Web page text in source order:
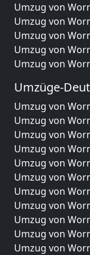
Umzug von
Umzug von
Umzug von
Umzug von
Umzug von
Umzüge-
Umzug von
Umzug von
Umzug von
Umzug von
Umzug von
Umzug von
Umzug von
Umzug von
Umzug von
Umzug von
Umzug von